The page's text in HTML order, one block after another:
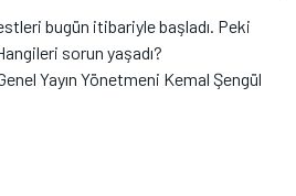
bugün itibariyle başladı. Peki
sorun yaşadı?
Yayın Yönetmeni Kemal Şengül